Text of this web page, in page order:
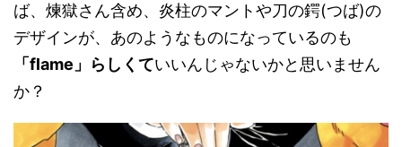
ば、煉獄さん含め、炎柱のマントや刀の鍔(つば)の
デザインが、あのようなものになっているのも
「flame」らしくていいんじゃないかと思いません
か？